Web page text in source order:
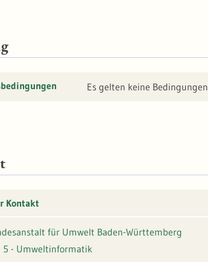
Es gelten keine Bedingungen
Kontakt
für Umwelt Baden-Württemberg
5 - Umweltinformatik